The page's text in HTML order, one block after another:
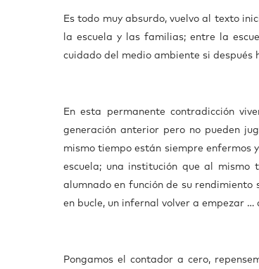
Es todo muy absurdo, vuelvo al texto
la escuela y las familias; entre la
cuidado del medio ambiente si después
En esta permanente contradicción
generación anterior pero no pueden
mismo tiempo están siempre enfermos
escuela; una institución que al
alumnado en función de su
en bucle, un infernal volver a empezar
Pongamos el contador a cero,